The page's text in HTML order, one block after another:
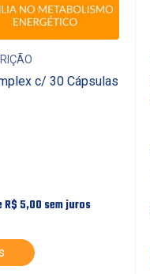
c/ 30 Cápsulas
R$ 5,00 sem juros